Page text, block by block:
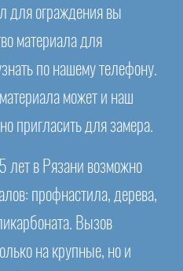
для ограждения вы
материала для
по нашему телефону.
может и наш
пригласить для замера.
лет в Рязани возможно
профнастила, дерева,
Вызов
на крупные, но и